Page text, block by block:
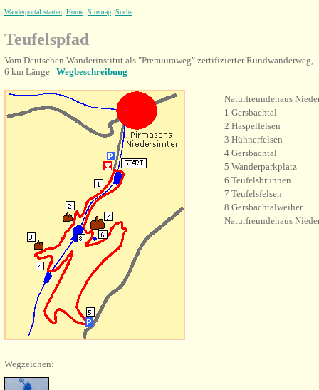
Wanderportal starten Home Sitemap Suche
Teufelspfad
Vom Deutschen Wanderinstitut als "Premiumweg" zertifizierter Rundwanderweg,
6 km Länge Wegbeschreibung
Naturfreundehaus
1 Gersbachtal
2 Haspelfelsen
3 Hühnerfelsen
4 Gersbachtal
5 Wanderparkplatz
6 Teufelsbrunnen
7 Teufelsfelsen
8 Gersbachtalweiher
Naturfreundehaus
Wegzeichen: